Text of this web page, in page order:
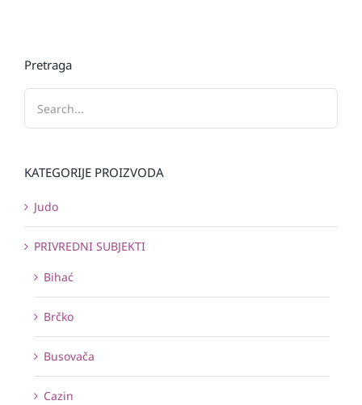
Pretraga
KATEGORIJE PROIZVODA
Judo
PRIVREDNI SUBJEKTI
Bihać
Brčko
Busovača
Cazin